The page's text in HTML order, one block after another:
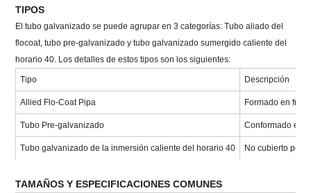
TIPOS
El tubo galvanizado se puede agrupar en 3 categorías: Tubo aliado del
flocoat, tubo pre-galvanizado y tubo galvanizado sumergido caliente del
horario 40. Los detalles de estos tipos son los siguientes:
Tipo Descripción
Allied Flo-Coat Pipa Formado en frío,
Tubo Pre-galvanizado Conformado en
Tubo galvanizado de la inmersión caliente del horario 40 No cubierto por
TAMAÑOS Y ESPECIFICACIONES COMUNES